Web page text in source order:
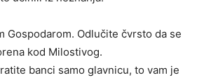
Odlučite čvrsto da se
kod Milostivog.
banci samo glavnicu, to vam je